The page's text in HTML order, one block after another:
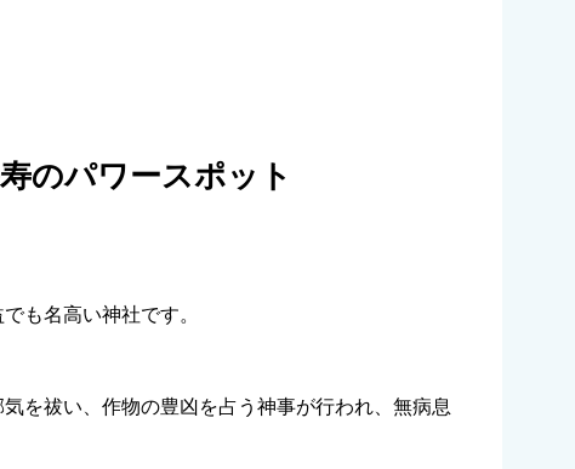
のパワースポット
も名高い神社です。
を祓い、作物の豊凶を占う神事が行われ、無病息